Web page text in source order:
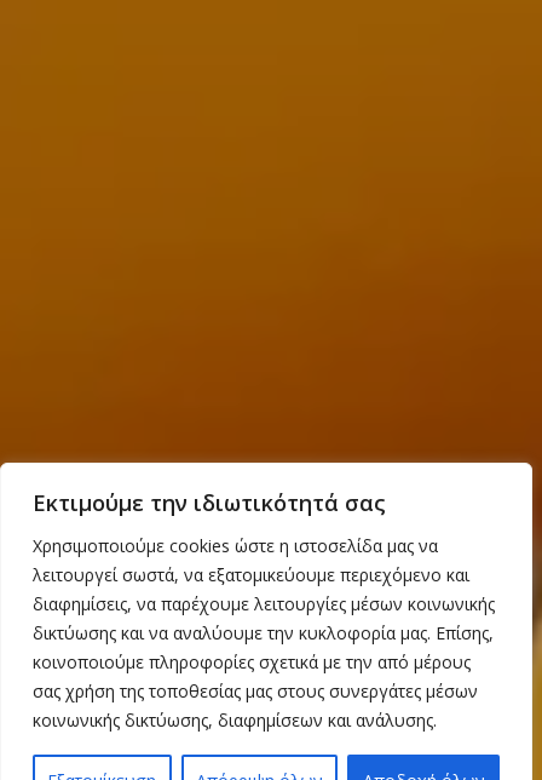
Εκτιμούμε την ιδιωτικότητά σας
Χρησιμοποιούμε cookies ώστε η ιστοσελίδα μας να
λειτουργεί σωστά, να εξατομικεύουμε περιεχόμενο και
διαφημίσεις, να παρέχουμε λειτουργίες μέσων κοινωνικής
δικτύωσης και να αναλύουμε την κυκλοφορία μας. Επίσης,
κοινοποιούμε πληροφορίες σχετικά με την από μέρους
σας χρήση της τοποθεσίας μας στους συνεργάτες μέσων
κοινωνικής δικτύωσης, διαφημίσεων και ανάλυσης.